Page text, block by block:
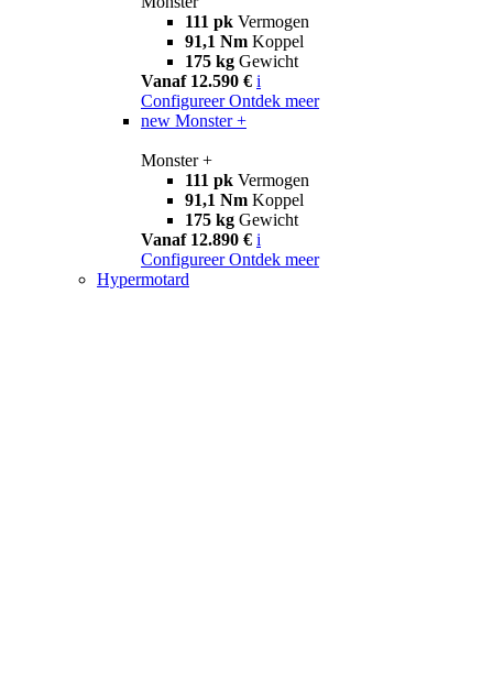
111 pk Vermogen
91,1 Nm Koppel
175 kg Gewicht
Vanaf 12.590 € i
Configureer Ontdek meer
new Monster +
Monster +
111 pk Vermogen
91,1 Nm Koppel
175 kg Gewicht
Vanaf 12.890 € i
Configureer Ontdek meer
Hypermotard